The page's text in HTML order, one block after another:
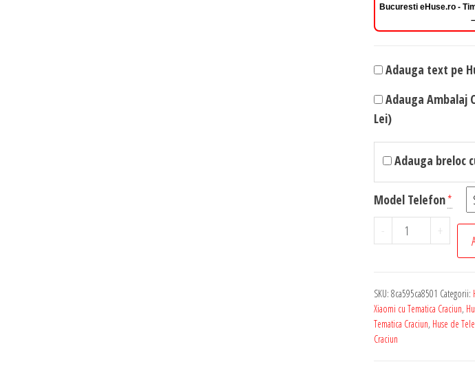
Bucuresti eHuse.ro -
Adauga text pe
Adauga Ambalaj
Lei)
Adauga breloc
Model Telefon*
-
Cantitate
Husa
Personalizata
pentru
Orice
+
SKU: 8ca595ca8501 Categorii:
Xiaomi cu Tematica Craciun,
Tematica Craciun, Huse de
Craciun